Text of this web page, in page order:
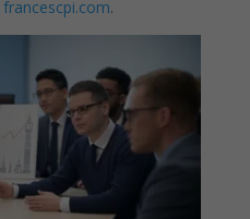
francescpi.com.